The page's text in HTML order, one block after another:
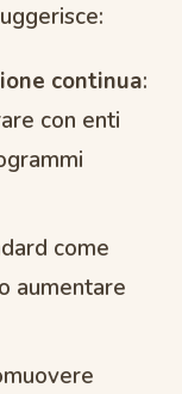
continua:
con enti
come
aumentare